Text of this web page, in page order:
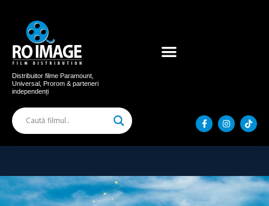
Distribuitor filme Paramount,
Universal, Prorom & parteneri
independenți